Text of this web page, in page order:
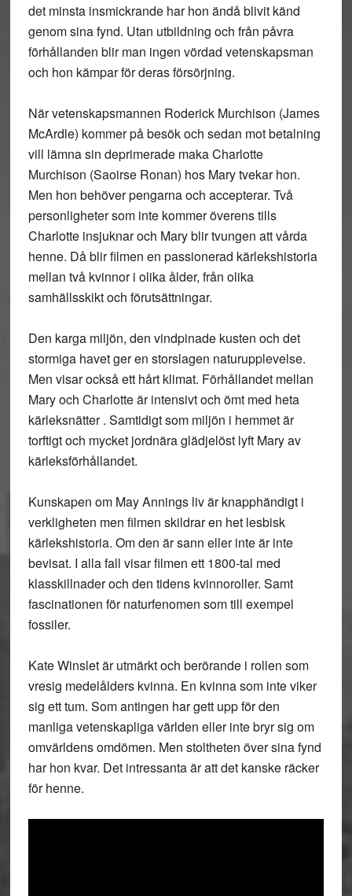
det minsta insmickrande har hon ändå blivit känd
genom sina fynd. Utan utbildning och från påvra
förhållanden blir man ingen vördad vetenskapsman
och hon kämpar för deras försörjning.
När vetenskapsmannen Roderick Murchison (James
McArdle) kommer på besök och sedan mot betalning
vill lämna sin deprimerade maka Charlotte
Murchison (Saoirse Ronan) hos Mary tvekar hon.
Men hon behöver pengarna och accepterar. Två
personligheter som inte kommer överens tills
Charlotte insjuknar och Mary blir tvungen att vårda
henne. Då blir filmen en passionerad kärlekshistoria
mellan två kvinnor i olika ålder, från olika
samhällsskikt och förutsättningar.
Den karga miljön, den vindpinade kusten och det
stormiga havet ger en storslagen naturupplevelse.
Men visar också ett hårt klimat. Förhållandet mellan
Mary och Charlotte är intensivt och ömt med heta
kärleksnätter . Samtidigt som miljön i hemmet är
torftigt och mycket jordnära glädjelöst lyft Mary av
kärleksförhållandet.
Kunskapen om May Annings liv är knapphändigt i
verkligheten men filmen skildrar en het lesbisk
kärlekshistoria. Om den är sann eller inte är inte
bevisat. I alla fall visar filmen ett 1800-tal med
klasskillnader och den tidens kvinnoroller. Samt
fascinationen för naturfenomen som till exempel
fossiler.
Kate Winslet är utmärkt och berörande i rollen som
vresig medelålders kvinna. En kvinna som inte viker
sig ett tum. Som antingen har gett upp för den
manliga vetenskapliga världen eller inte bryr sig om
omvärldens omdömen. Men stoltheten över sina fynd
har hon kvar. Det intressanta är att det kanske räcker
för henne.